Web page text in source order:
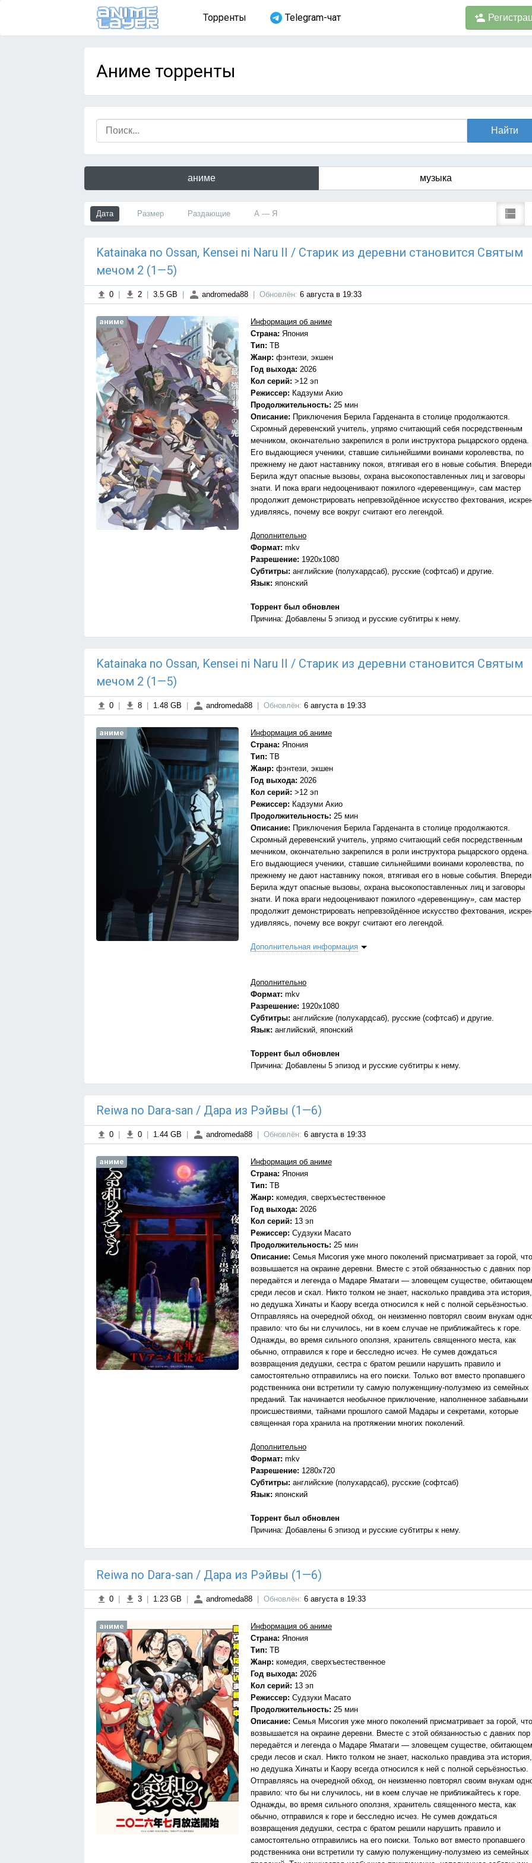
Торренты Telegram-чат
Аниме торренты
аниме музыка
Дата Размер Раздающие А — Я
Katainaka no Ossan, Kensei ni Naru II / Старик из деревни становится Святым
мечом 2 (1—5)
0 2 3.5 GB andromeda88 Обновлён: 6 августа в 19:33
аниме
Информация об аниме
Страна: Япония
Тип: ТВ
Жанр: фэнтези, экшен
Год выхода: 2026
Кол серий: >12 эп
Режиссер: Кадзуми Акио
Продолжительность: 25 мин
Описание: Приключения Берила Гарденанта в столице продолжаются.
Скромный деревенский учитель, упрямо считающий себя посредственным
мечником, окончательно закрепился в роли инструктора рыцарского ордена.
Его выдающиеся ученики, ставшие сильнейшими воинами королевства, по
прежнему не дают наставнику покоя, втягивая его в новые события. Впереди
Берила ждут опасные вызовы, охрана высокопоставленных лиц и заговоры
знати. И пока враги недооценивают пожилого «деревенщину», сам мастер
продолжит демонстрировать непревзойдённое искусство фехтования,
удивляясь, почему все вокруг считают его легендой.
Дополнительно
Формат: mkv
Разрешение: 1920x1080
Субтитры: английские (полухардсаб), русские (софтсаб) и другие.
Язык: японский
Торрент был обновлен
Причина: Добавлены 5 эпизод и русские субтитры к нему.
Katainaka no Ossan, Kensei ni Naru II / Старик из деревни становится Святым
мечом 2 (1—5)
0 8 1.48 GB andromeda88 Обновлён: 6 августа в 19:33
аниме
Информация об аниме
Страна: Япония
Тип: ТВ
Жанр: фэнтези, экшен
Год выхода: 2026
Кол серий: >12 эп
Режиссер: Кадзуми Акио
Продолжительность: 25 мин
Описание: Приключения Берила Гарденанта в столице продолжаются.
Скромный деревенский учитель, упрямо считающий себя посредственным
мечником, окончательно закрепился в роли инструктора рыцарского ордена.
Его выдающиеся ученики, ставшие сильнейшими воинами королевства, по
прежнему не дают наставнику покоя, втягивая его в новые события. Впереди
Берила ждут опасные вызовы, охрана высокопоставленных лиц и заговоры
знати. И пока враги недооценивают пожилого «деревенщину», сам мастер
продолжит демонстрировать непревзойдённое искусство фехтования,
удивляясь, почему все вокруг считают его легендой.
Дополнительная информация
Дополнительно
Формат: mkv
Разрешение: 1920x1080
Субтитры: английские (полухардсаб), русские (софтсаб) и другие.
Язык: английский, японский
Торрент был обновлен
Причина: Добавлены 5 эпизод и русские субтитры к нему.
Reiwa no Dara-san / Дара из Рэйвы (1—6)
0 0 1.44 GB andromeda88 Обновлён: 6 августа в 19:33
аниме
Информация об аниме
Страна: Япония
Тип: ТВ
Жанр: комедия, сверхъестественное
Год выхода: 2026
Кол серий: 13 эп
Режиссер: Судзуки Масато
Продолжительность: 25 мин
Описание: Семья Мисогия уже много поколений присматривает за горой, что
возвышается на окраине деревни. Вместе с этой обязанностью с давних пор
передаётся и легенда о Мадаре Яматаги — зловещем существе, обитающем
среди лесов и скал. Никто толком не знает, насколько правдива эта история,
но дедушка Хинаты и Каору всегда относился к ней с полной серьёзностью.
Отправляясь на очередной обход, он неизменно повторял своим внукам
правило: что бы ни случилось, ни в коем случае не приближайтесь к горе.
Однажды, во время сильного оползня, хранитель священного места, как
обычно, отправился к горе и бесследно исчез. Не сумев дождаться
возвращения дедушки, сестра с братом решили нарушить правило и
самостоятельно отправились на его поиски. Только вот вместо пропавшего
родственника они встретили ту самую полуженщину-полузмею из семейных
преданий. Так начинается необычное приключение, наполненное забавными
происшествиями, тайнами прошлого самой Мадары и секретами, которые
священная гора хранила на протяжении многих поколений.
Дополнительно
Формат: mkv
Разрешение: 1280x720
Субтитры: английские (полухардсаб), русские (софтсаб)
Язык: японский
Торрент был обновлен
Причина: Добавлены 6 эпизод и русские субтитры к нему.
Reiwa no Dara-san / Дара из Рэйвы (1—6)
0 3 1.23 GB andromeda88 Обновлён: 6 августа в 19:33
аниме
Информация об аниме
Страна: Япония
Тип: ТВ
Жанр: комедия, сверхъестественное
Год выхода: 2026
Кол серий: 13 эп
Режиссер: Судзуки Масато
Продолжительность: 25 мин
Описание: Семья Мисогия уже много поколений присматривает за горой, что
возвышается на окраине деревни. Вместе с этой обязанностью с давних пор
передаётся и легенда о Мадаре Яматаги — зловещем существе, обитающем
среди лесов и скал. Никто толком не знает, насколько правдива эта история,
но дедушка Хинаты и Каору всегда относился к ней с полной серьёзностью.
Отправляясь на очередной обход, он неизменно повторял своим внукам
правило: что бы ни случилось, ни в коем случае не приближайтесь к горе.
Однажды, во время сильного оползня, хранитель священного места, как
обычно, отправился к горе и бесследно исчез. Не сумев дождаться
возвращения дедушки, сестра с братом решили нарушить правило и
самостоятельно отправились на его поиски. Только вот вместо пропавшего
родственника они встретили ту самую полуженщину-полузмею из семейных